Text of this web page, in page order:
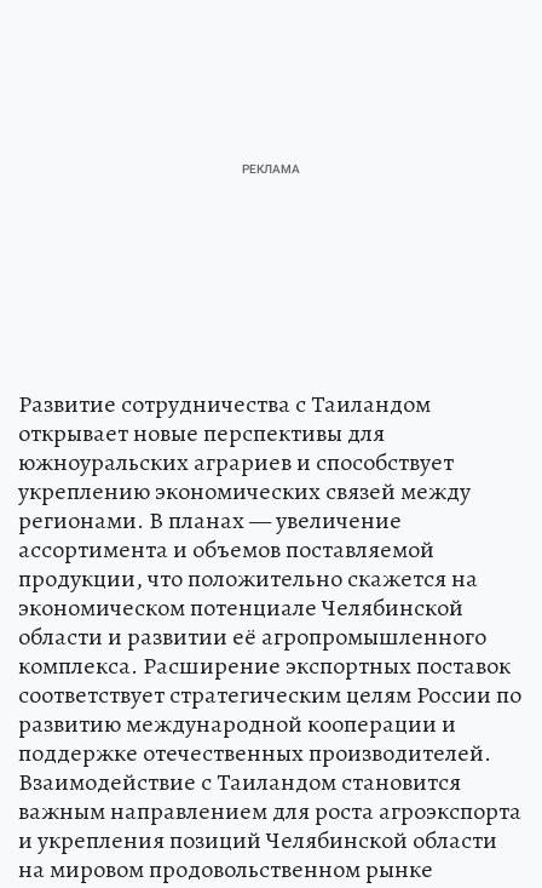
Развитие сотрудничества с Таиландом
открывает новые перспективы для
южноуральских аграриев и способствует
укреплению экономических связей между
регионами. В планах — увеличение
ассортимента и объемов поставляемой
продукции, что положительно скажется на
экономическом потенциале Челябинской
области и развитии её агропромышленного
комплекса. Расширение экспортных поставок
соответствует стратегическим целям России по
развитию международной кооперации и
поддержке отечественных производителей.
Взаимодействие с Таиландом становится
важным направлением для роста агроэкспорта
и укрепления позиций Челябинской области
на мировом продовольственном рынке